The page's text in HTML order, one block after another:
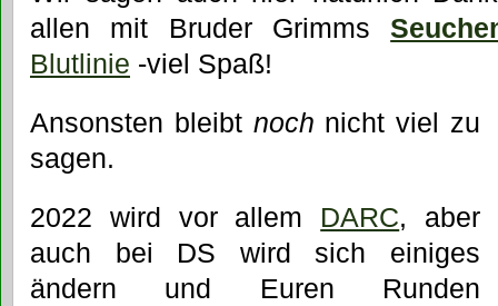
allen mit Bruder Grimms
Blutlinie -viel Spaß!
Ansonsten bleibt noch nicht viel zu
sagen.
2022 wird vor allem DARC, aber
auch bei DS wird sich einiges
ändern und Euren Runden